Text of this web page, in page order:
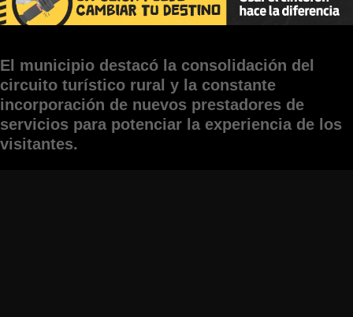
El municipio destacó la consolidación del
circuito turístico rural y la constante
incorporación de nuevos prestadores de
servicios para potenciar la experiencia de los
visitantes.